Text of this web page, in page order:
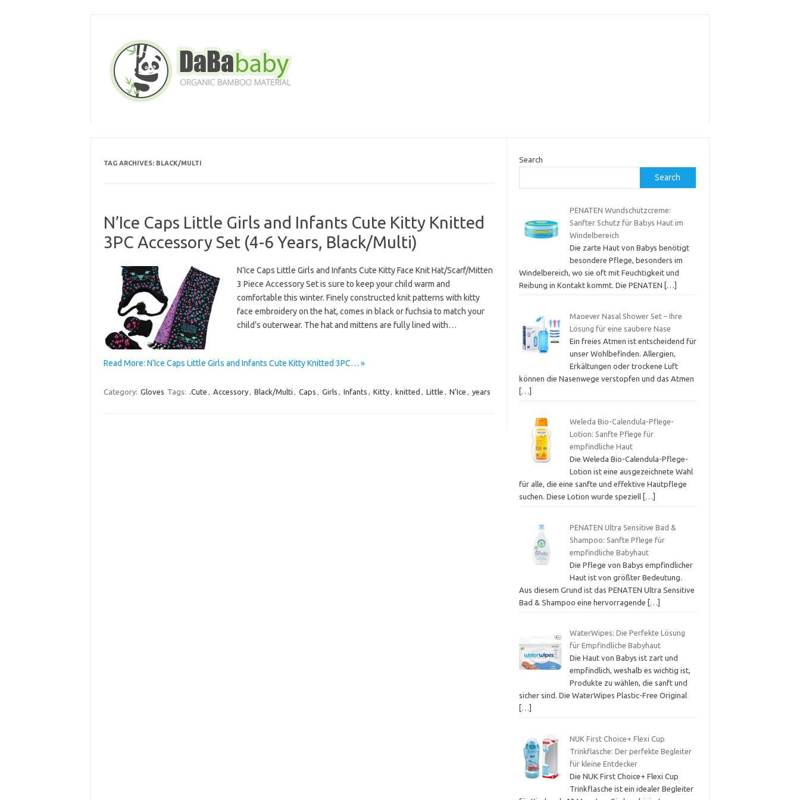
TAG ARCHIVES: BLACK/MULTI
N’Ice Caps Little Girls and Infants Cute Kitty Knitted
3PC Accessory Set (4-6 Years, Black/Multi)
N’Ice Caps Little Girls and Infants Cute Kitty Face Knit Hat/Scarf/Mitten
3 Piece Accessory Set is sure to keep your child warm and
comfortable this winter. Finely constructed knit patterns with kitty
face embroidery on the hat, comes in black or fuchsia to match your
child’s outerwear. The hat and mittens are fully lined with…
Read More: N’Ice Caps Little Girls and Infants Cute Kitty Knitted 3PC… »
Category: Gloves Tags: .Cute , Accessory, Black/Multi , Caps , Girls , Infants , Kitty, knitted , Little , N'Ice , years
Search
Search
PENATEN Wundschutzcreme:
Sanfter Schutz für Babys Haut im
Windelbereich
Die zarte Haut von Babys benötigt
besondere Pflege, besonders im
Windelbereich, wo sie oft mit Feuchtigkeit und
Reibung in Kontakt kommt. Die PENATEN
[…]
Maoever Nasal Shower Set – Ihre
Lösung für eine saubere Nase
Ein freies Atmen ist entscheidend für
unser Wohlbefinden. Allergien,
Erkältungen oder trockene Luft
können die Nasenwege verstopfen und das Atmen
[…]
Weleda Bio-Calendula-Pflege-
Lotion: Sanfte Pflege für
empfindliche Haut
Die Weleda Bio-Calendula-Pflege-
Lotion ist eine ausgezeichnete Wahl
für alle, die eine sanfte und effektive Hautpflege
suchen. Diese Lotion wurde speziell […]
PENATEN Ultra Sensitive Bad &
Shampoo: Sanfte Pflege für
empfindliche Babyhaut
Die Pflege von Babys empfindlicher
Haut ist von größter Bedeutung.
Aus diesem Grund ist das PENATEN Ultra Sensitive
Bad & Shampoo eine hervorragende […]
WaterWipes: Die Perfekte Lösung
für Empfindliche Babyhaut
Die Haut von Babys ist zart und
empfindlich, weshalb es wichtig ist,
Produkte zu wählen, die sanft und
sicher sind. Die WaterWipes Plastic-Free Original
[…]
NUK First Choice+ Flexi Cup
Trinkflasche: Der perfekte Begleiter
für kleine Entdecker
Die NUK First Choice+ Flexi Cup
Trinkflasche ist ein idealer Begleiter